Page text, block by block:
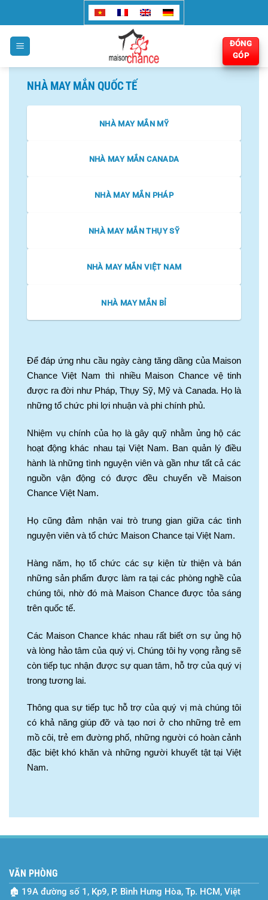
nội
dung
ĐÓNG
GÓP
NHÀ MAY MẮN QUỐC TẾ
NHÀ MAY MẮN MỸ
NHÀ MAY MẮN CANADA
NHÀ MAY MẮN PHÁP
NHÀ MAY MẮN THỤY SỸ
NHÀ MAY MẮN VIỆT NAM
NHÀ MAY MẮN BỈ
Để đáp ứng nhu cầu ngày càng tăng dầng của Maison
Chance Việt Nam thì nhiều Maison Chance vệ tinh
được ra đời như Pháp, Thụy Sỹ, Mỹ và Canada. Họ là
những tổ chức phi lợi nhuận và phi chính phủ.
Nhiệm vụ chính của họ là gây quỹ nhằm ủng hộ các
hoạt động khác nhau tại Việt Nam. Ban quản lý điều
hành là những tình nguyện viên và gần như tất cả các
nguồn vận động có được đều chuyển về Maison
Chance Việt Nam.
Họ cũng đảm nhận vai trò trung gian giữa các tình
nguyện viên và tổ chức Maison Chance tại Việt Nam.
Hàng năm, họ tổ chức các sự kiện từ thiện và bán
những sản phẩm được làm ra tại các phòng nghề của
chúng tôi, nhờ đó mà Maison Chance được tỏa sáng
trên quốc tế.
Các Maison Chance khác nhau rất biết ơn sự ủng hộ
và lòng hảo tâm của quý vị. Chúng tôi hy vọng rằng sẽ
còn tiếp tục nhận được sự quan tâm, hỗ trợ của quý vị
trong tương lai.
Thông qua sự tiếp tục hỗ trợ của quý vị mà chúng tôi
có khả năng giúp đỡ và tạo nơi ở cho những trẻ em
mồ côi, trẻ em đường phố, những người có hoàn cảnh
đặc biệt khó khăn và những người khuyết tật tại Việt
Nam.
VĂN PHÒNG
🏚 19A đường số 1, Kp9, P. Bình Hưng Hòa, Tp. HCM, Việt